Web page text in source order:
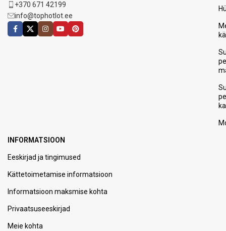
+370 671 42199
info@tophotlot.ee
INFORMATSIOON
Eeskirjad ja tingimused
Kättetoimetamise informatsioon
Informatsioon maksmise kohta
Privaatsuseeskirjad
Meie kohta